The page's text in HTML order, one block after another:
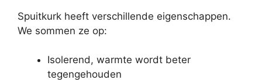
Spuitkurk heeft verschillende eigenschappen.
We sommen ze op:
Isolerend, warmte wordt beter
tegengehouden